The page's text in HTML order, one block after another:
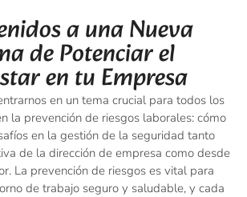
a una Nueva
de Potenciar el
en tu Empresa
en un tema crucial para todos los
la prevención de riesgos laborales: cómo
en la gestión de la seguridad tanto
de la dirección de empresa como desde
La prevención de riesgos es vital para
de trabajo seguro y saludable, y cada